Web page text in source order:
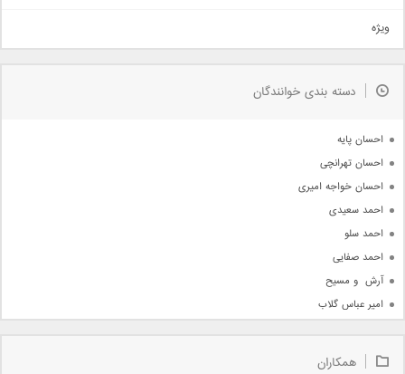
دمو
مذهبی
جدیدترین ها
ویژه
دسته بندی خوانندگان
احسان پایه
احسان تهرانچی
احسان خواجه امیری
احمد سعیدی
احمد سلو
احمد صفایی
آرش  و مسیح
امیر عباس گلاب
امیر علی
همکاران